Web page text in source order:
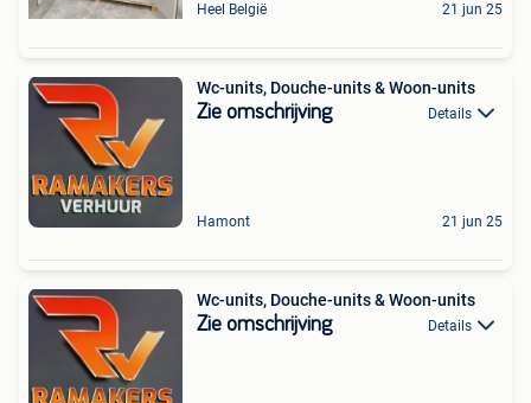
Heel België 21 jun 25
Wc-units, Douche-units & Woon-units
Zie omschrijving Details
Hamont 21 jun 25
Wc-units, Douche-units & Woon-units
Zie omschrijving Details